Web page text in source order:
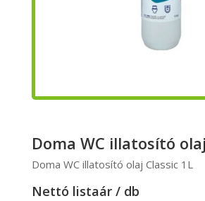
Doma WC illatosító
Doma WC illatosító olaj Classic 1L
Nettó listaár / db